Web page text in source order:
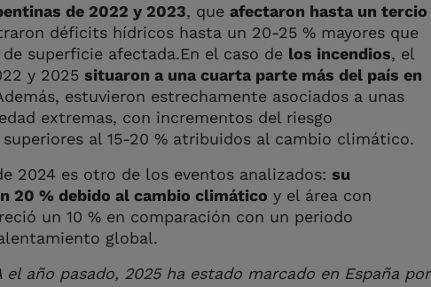
de 2022 y 2023, que afectaron hasta un tercio
déficits hídricos hasta un 20-25 % mayores que
superficie afectada.En el caso de los incendios, el
y 2025 situaron a una cuarta parte más del país en
estuvieron estrechamente asociados a unas
extremas, con incrementos del riesgo
al 15-20 % atribuidos al cambio climático.
2024 es otro de los eventos analizados: su
20 % debido al cambio climático y el área con
un 10 % en comparación con un periodo
global.
año pasado, 2025 ha estado marcado en España por